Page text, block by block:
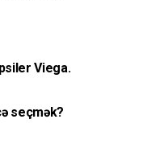
Viega.
seçmək?